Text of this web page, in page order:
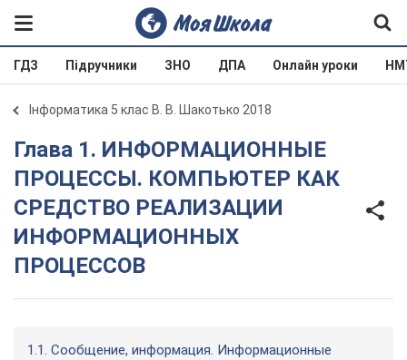
ГДЗ Підручники ЗНО ДПА Онлайн уроки
Інформатика 5 клас В. В. Шакотько 2018
Глава 1. ИНФОРМАЦИОННЫЕ
ПРОЦЕССЫ. КОМПЬЮТЕР КАК
СРЕДСТВО РЕАЛИЗАЦИИ
ИНФОРМАЦИОННЫХ
ПРОЦЕССОВ
1.1. Сообщение, информация. Информационные